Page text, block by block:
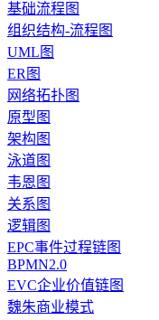
基础流程图
组织结构-流程图
UML图
ER图
网络拓扑图
原型图
架构图
泳道图
韦恩图
关系图
逻辑图
EPC事件过程链图
BPMN2.0
EVC企业价值链图
魏朱商业模式